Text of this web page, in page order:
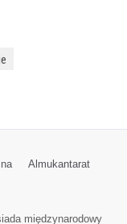
Almukantarat
międzynarodowy